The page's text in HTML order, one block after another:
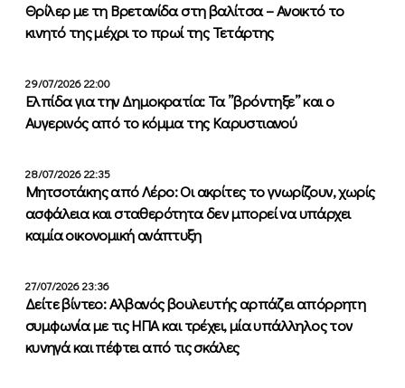
Θρίλερ με τη Βρετανίδα στη βαλίτσα – Ανοικτό το
κινητό της μέχρι το πρωί της Τετάρτης
29/07/2026 22:00
Ελπίδα για την Δημοκρατία: Τα ”βρόντηξε” και ο
Αυγερινός από το κόμμα της Καρυστιανού
28/07/2026 22:35
Μητσοτάκης από Λέρο: Οι ακρίτες το γνωρίζουν, χωρίς
ασφάλεια και σταθερότητα δεν μπορεί να υπάρχει
καμία οικονομική ανάπτυξη
27/07/2026 23:36
Δείτε βίντεο: Αλβανός βουλευτής αρπάζει απόρρητη
συμφωνία με τις ΗΠΑ και τρέχει, μία υπάλληλος τον
κυνηγά και πέφτει από τις σκάλες